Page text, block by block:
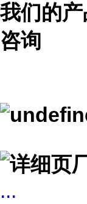
我们的
咨询
...